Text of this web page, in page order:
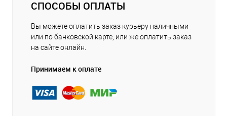
СПОСОБЫ ОПЛАТЫ
Вы можете оплатить заказ курьеру наличными
или по банковской карте, или же оплатить заказ
на сайте онлайн.
Принимаем к оплате